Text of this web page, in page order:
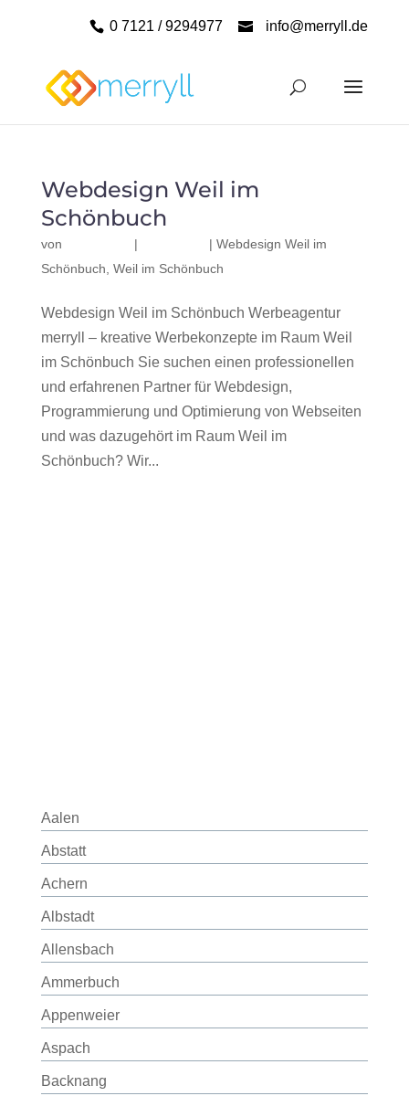
0 7121 / 9294977 info@merryll.de
Webdesign Weil im
Schönbuch
von | | Webdesign Weil im
Schönbuch Weil im Schönbuch
Webdesign Weil im Schönbuch Werbeagentur
merryll – kreative Werbekonzepte im Raum Weil
im Schönbuch Sie suchen einen professionellen
und erfahrenen Partner für Webdesign,
Programmierung und Optimierung von Webseiten
und was dazugehört im Raum Weil im
Schönbuch? Wir...
Aalen
Abstatt
Achern
Albstadt
Allensbach
Ammerbuch
Appenweier
Aspach
Backnang